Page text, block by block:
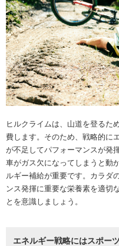
ヒルクライムは、山道を登るた
費します。そのため、戦略的に
が不足してパフォーマンスが発
車がガス欠になってしまうと動
ルギー補給が重要です。カラダ
ンス発揮に重要な栄養素を適切
とを意識しましょう。
エネルギー戦略にはスポー